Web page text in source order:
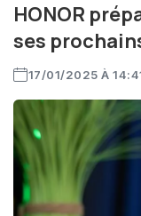
HONOR
ses
17/01/2025 À